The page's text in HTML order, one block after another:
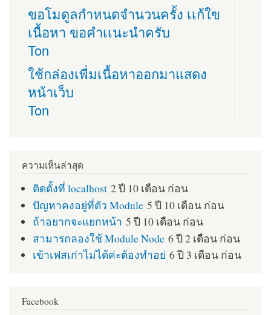
ขอโมดูลกำหนดจำนวนครั้ง เเก้ใข
เนื้อหา ขอคำเเนะนำครับ
Ton
ใช้กล่องเพื่มเนื้อหาออกมาแสดง
หน้าเว็บ
Ton
ความเห็นล่าสุด
ติดตั้งที่ localhost 2 ปี 10 เดือน ก่อน
ปัญหาคงอยู่ที่ตัว Module 5 ปี 10 เดือน ก่อน
ถ้าอยากจะแยกหน้า 5 ปี 10 เดือน ก่อน
สามารถลองใช้ Module Node 6 ปี 2 เดือน ก่อน
เข้าเฟสเก่าไม่ได้ค่ะต้องทำอย่ 6 ปี 3 เดือน ก่อน
Facebook